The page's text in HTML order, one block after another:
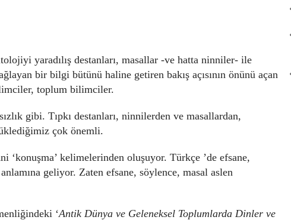
yaradılış destanları, masallar -ve hatta ninniler- ile
bir bilgi bütünü haline getiren bakış açısının önünü açan
toplum bilimciler.
gibi. Tıpkı destanları, ninnilerden ve masallardan,
çok önemli.
‘konuşma’ kelimelerinden oluşuyor. Türkçe ’de efsane,
geliyor. Zaten efsane, söylence, masal aslen
‘Antik Dünya ve Geleneksel Toplumlarda Dinler ve